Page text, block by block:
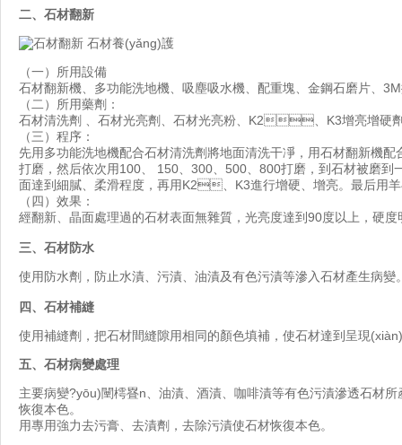
二、石材翻新
（一）所用設備
石材翻新機、多功能洗地機、吸塵吸水機、配重塊、金鋼石磨片、3M
（二）所用藥劑：
石材清洗劑 、石材光亮劑、石材光亮粉、K2、K3增亮增硬
（三）程序：
先用多功能洗地機配合石材清洗劑將地面清洗干凈，用石材翻新機配
打磨，然后依次用100、 150、300、500、800打磨，到石材
面達到細膩、柔滑程度，再用K2、K3進行增硬、增亮。最后
（四）效果：
經翻新、晶面處理過的石材表面無雜質，光亮度達到90度以上，
三、石材防水
使用防水劑，防止水漬、污漬、油漬及有色污漬等滲入石材產生病變
四、石材補縫
使用補縫劑，把石材間縫隙用相同的顏色填補，使石材達到呈現
五、石材病變處理
主要病變?yōu)闉樗疂n、油漬、酒漬、咖啡漬等有色污漬滲透石材
恢復本色。
用專用強力去污膏、去漬劑，去除污漬使石材恢復本色。